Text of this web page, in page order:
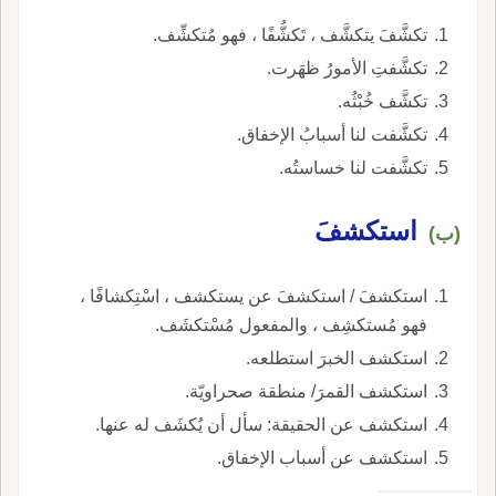
تكشَّفَ يتكشَّف ، تَكشُّفًا ، فهو مُتكشِّف.
تكشَّفتِ الأمورُ ظهَرت.
تكشَّف خُبْثُه.
تكشَّفت لنا أسبابُ الإخفاق.
تكشَّفت لنا خساستُه.
(ب) استكشفَ
استكشفَ / استكشفَ عن يستكشف ، اسْتِكشافًا ،
فهو مُستكشِف ، والمفعول مُسْتكشَف.
استكشف الخبرَ استطلعه.
استكشف القمرَ/ منطقة صحراويّة.
استكشف عن الحقيقة: سأل أن يُكشَف له عنها.
استكشف عن أسباب الإخفاق.